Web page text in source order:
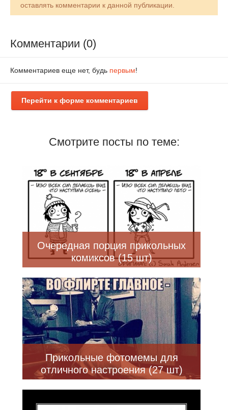
оставлять комментарии к данной публикации.
Комментарии (0)
Комментариев еще нет, будь первым!
Перейти к форме комментариев
Смотрите посты по теме:
Очередная порция прикольных
комиксов (15 шт)
Прикольные фотомемы для
отличного настроения (27 шт)